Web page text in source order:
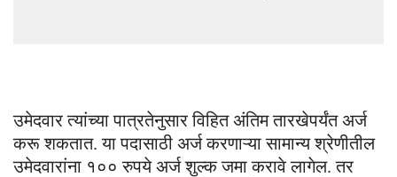
उमेदवार त्यांच्या पात्रतेनुसार विहित अंतिम तारखेपर्यंत अर्ज
करू शकतात. या पदासाठी अर्ज करणाऱ्या सामान्य श्रेणीतील
उमेदवारांना १०० रुपये अर्ज शुल्क जमा करावे लागेल. तर